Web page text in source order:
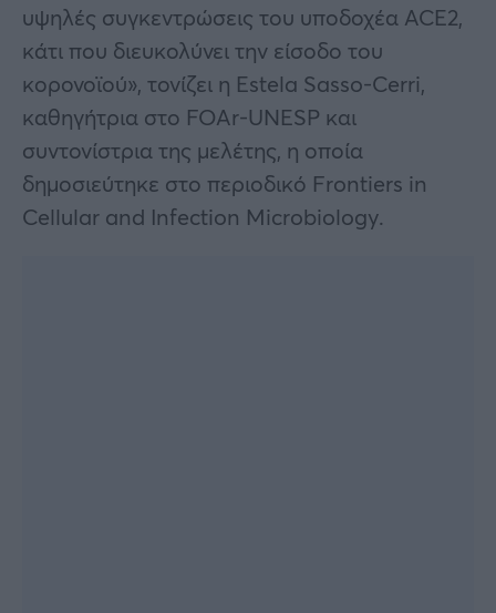
υψηλές συγκεντρώσεις του υποδοχέα ACE2,
κάτι που διευκολύνει την είσοδο του
κορονοϊού», τονίζει η Estela Sasso-Cerri,
καθηγήτρια στο FOAr-UNESP και
συντονίστρια της μελέτης, η οποία
δημοσιεύτηκε στο περιοδικό Frontiers in
Cellular and Infection Microbiology.